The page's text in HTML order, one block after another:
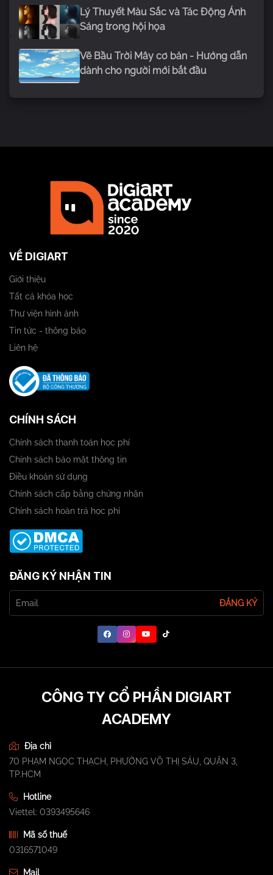
Lý Thuyết Màu Sắc và Tác Động Ánh
Sáng trong hội họa
Vẽ Bầu Trời Mây cơ bản - Hướng dẫn
dành cho người mới bắt đầu
VỀ DIGIART
Giới thiệu
Tất cả khóa học
Thư viện hình ảnh
Tin tức - thông báo
Liên hệ
CHÍNH SÁCH
Chính sách thanh toán học phí
Chính sách bảo mật thông tin
Điều khoản sử dụng
Chính sách cấp bằng chứng nhận
Chính sách hoàn trả học phí
ĐĂNG KÝ NHẬN TIN
ĐĂNG KÝ
CÔNG TY CỔ PHẦN DIGIART
ACADEMY
Địa chỉ
70 PHẠM NGỌC THẠCH, PHƯỜNG VÕ THỊ SÁU, QUẬN 3,
TP.HCM
Hotline
Viettel: 0393495646
Mã số thuế
0316571049
Mail